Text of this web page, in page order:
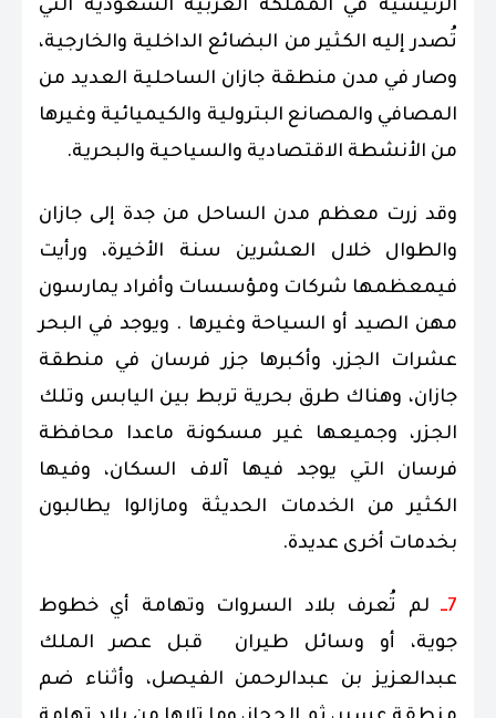
الرئيسية في المملكة العربية السعودية التي
تُصدر إليه الكثير من البضائع الداخلية والخارجية،
وصار في مدن منطقة جازان الساحلية العديد من
المصافي والمصانع البترولية والكيميائية وغيرها
من الأنشطة الاقتصادية والسياحية والبحرية.
وقد زرت معظم مدن الساحل من جدة إلى جازان
والطوال خلال العشرين سنة الأخيرة، ورأيت
فيمعظمها شركات ومؤسسات وأفراد يمارسون
مهن الصيد أو السياحة وغيرها . ويوجد في البحر
عشرات الجزر، وأكبرها جزر فرسان في منطقة
جازان، وهناك طرق بحرية تربط بين اليابس وتلك
الجزر، وجميعها غير مسكونة ماعدا محافظة
فرسان التي يوجد فيها آلاف السكان، وفيها
الكثير من الخدمات الحديثة ومازالوا يطالبون
بخدمات أخرى عديدة.
7ــ
لم تُعرف بلاد السروات وتهامة أي خطوط
جوية، أو وسائل طيران قبل عصر الملك
عبدالعزيز بن عبدالرحمن الفيصل، وأثناء ضم